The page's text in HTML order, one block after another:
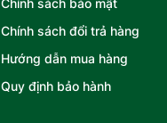
Chính sách đổi trả hàng
Hướng dẫn mua hàng
Quy định bảo hành